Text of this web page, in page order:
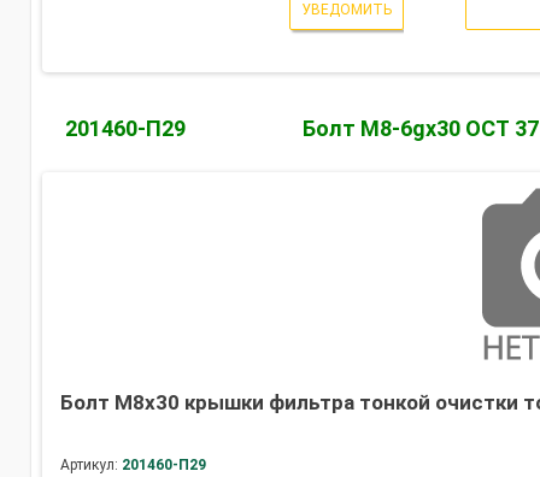
УВЕДОМИТЬ
201460-П29 Болт М8-6gх30 ОСТ
Болт М8х30 крышки фильтра тонкой очистки
Артикул: 201460-П29